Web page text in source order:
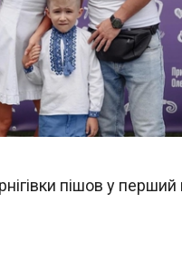
пішов у перший